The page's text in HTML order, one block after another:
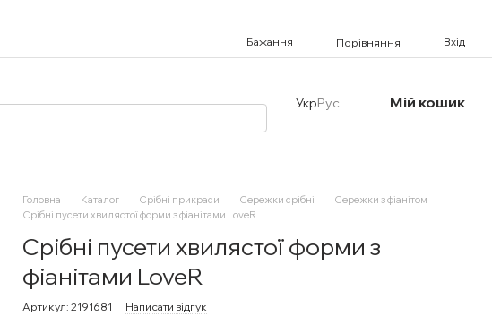
Бажання Порівняння Вхід
УкрРус Мій кошик
Головна Каталог Срібні прикраси Сережки срібні
Сережки з фіанітом
Срібні пусети хвилястої форми з фіанітами LoveR
Срібні пусети хвилястої форми з
фіанітами LoveR
Артикул: 2191681 Написати відгук